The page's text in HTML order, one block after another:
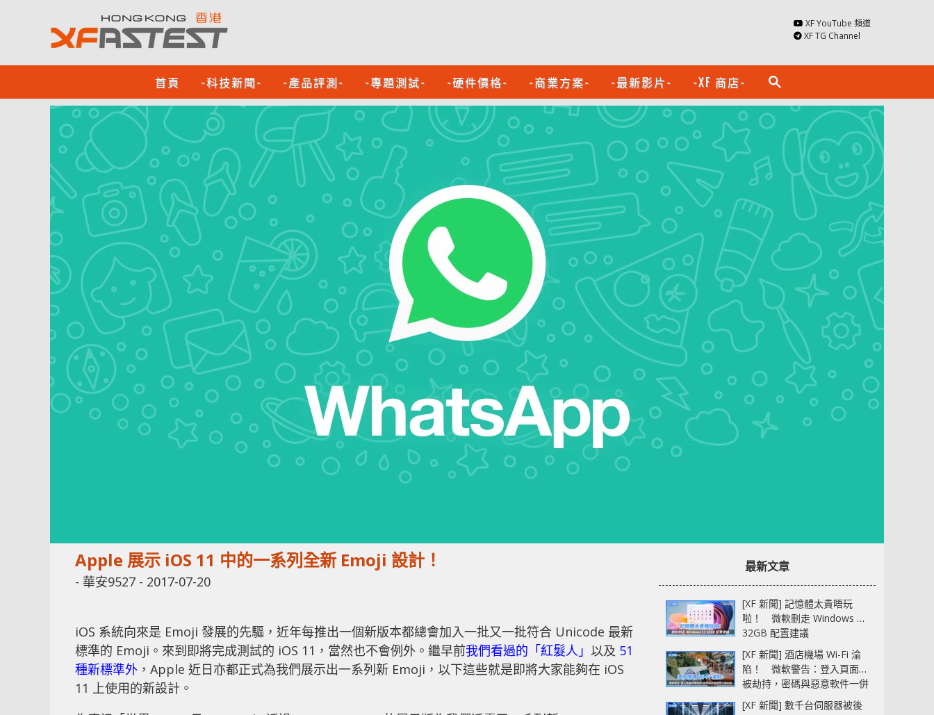
XF YouTube 頻道
XF TG Channel
首頁 -科技新聞- -產品評測- -專題測試- -硬件價格- -商業方案- -最新影片- -XF 商店- search
Apple 展示 iOS 11 中的一系列全新 Emoji 設計！
- 華安9527 - 2017-07-20
iOS 系統向來是 Emoji 發展的先驅，近年每推出一個新版本都總會加入一批又一批符合 Unicode 最新
標準的 Emoji。來到即將完成測試的 iOS 11，當然也不會例外。繼早前我們看過的「紅髮人」 以及 51
種新標準外 ，Apple 近日亦都正式為我們展示出一系列新 Emoji，以下這些就是即將大家能夠在 iOS
11 上使用的新設計。
最新文章
[XF 新聞] 記憶體太貴唔玩
啦！ 微軟刪走 Windows 11
32GB 配置建議
[XF 新聞] 酒店機場 Wi-Fi 淪
陷！ 微軟警告：登入頁面可
被劫持，密碼與惡意軟件一併
中招
[XF 新聞] 數千台伺服器被後